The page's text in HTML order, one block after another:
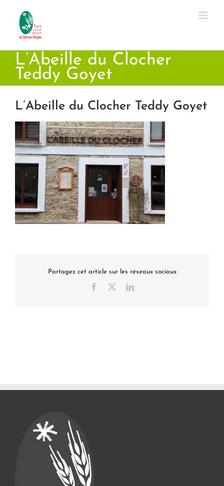
contenu
L’Abeille du Clocher
Teddy Goyet
L’Abeille du Clocher Teddy Goyet
Partagez cet article sur les réseaux sociaux
Facebook LinkedIn